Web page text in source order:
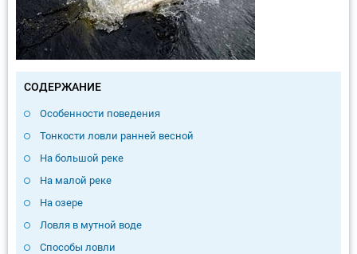
СОДЕРЖАНИЕ
Особенности поведения
Тонкости ловли ранней весной
На большой реке
На малой реке
На озере
Ловля в мутной воде
Способы ловли